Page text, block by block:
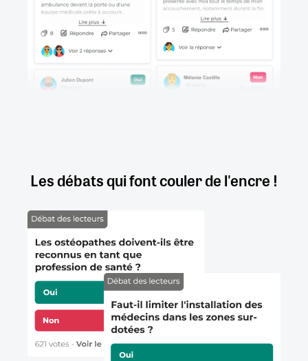
Les débats qui font couler de l'encre !